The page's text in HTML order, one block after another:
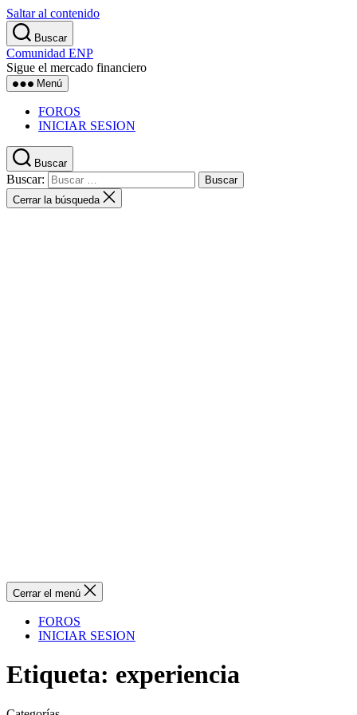
Saltar al contenido
Buscar
Comunidad ENP
Sigue el mercado financiero
Menú
FOROS
INICIAR SESION
Buscar
Buscar:
Cerrar la búsqueda
Cerrar el menú
FOROS
INICIAR SESION
Etiqueta: experiencia